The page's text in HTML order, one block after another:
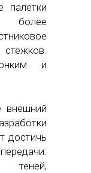
палетки
более
и
внешний
достичь
теней,